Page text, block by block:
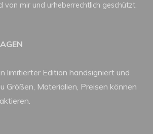
von mir und urheberrechtlich geschützt.
limitierter Edition handsigniert und
Größen, Materialien, Preisen können